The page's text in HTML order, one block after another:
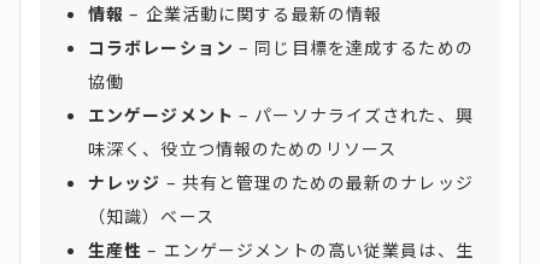
情報– 企業活動に関する最新の情報
コラボレーション – 同じ目標を達成するための
協働
エンゲージメント – パーソナライズされた、興
味深く、役立つ情報のためのリソース
ナレッジ – 共有と管理のための最新のナレッジ
（知識）ベース
生産性 – エンゲージメントの高い従業員は、生